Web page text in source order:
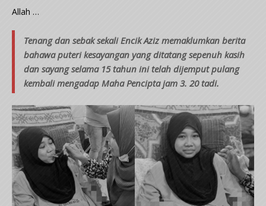
Allah …
Tenang dan sebak sekali Encik Aziz memaklumkan berita
bahawa puteri kesayangan yang ditatang sepenuh kasih
dan sayang selama 15 tahun ini telah dijemput pulang
kembali mengadap Maha Pencipta jam 3. 20 tadi.